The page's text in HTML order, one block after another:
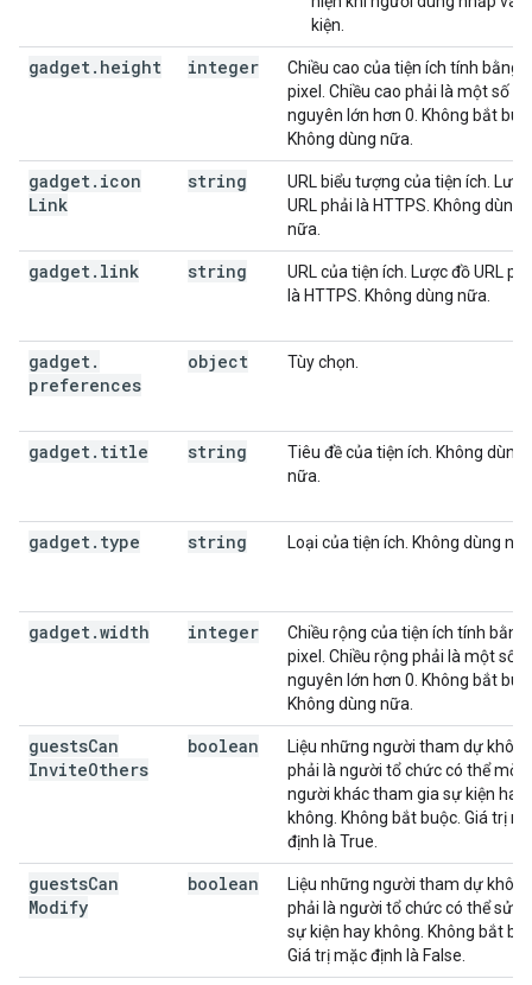
kiện.
gadget. height integer
Chiều cao của tiện ích tính bằng
pixel. Chiều cao phải là một số
nguyên lớn hơn 0. Không bắt
Không dùng nữa.
gadget. icon
Link
string
URL biểu tượng của tiện ích.
URL phải là HTTPS. Không dùng
nữa.
gadget. link string
URL của tiện ích. Lược đồ URL
là HTTPS. Không dùng nữa.
gadget.
preferences
object Tùy chọn.
gadget. title string
Tiêu đề của tiện ích. Không dùng
nữa.
gadget. type string Loại của tiện ích. Không dùng
gadget.width integer
Chiều rộng của tiện ích tính bằng
pixel. Chiều rộng phải là một số
nguyên lớn hơn 0. Không bắt
Không dùng nữa.
guestsCan
InviteOthers
boolean
Liệu những người tham dự không
phải là người tổ chức có thể mời
người khác tham gia sự kiện hay
không. Không bắt buộc. Giá trị
định là True.
guestsCan
Modify
boolean
Liệu những người tham dự không
phải là người tổ chức có thể sửa
sự kiện hay không. Không bắt
Giá trị mặc định là False.